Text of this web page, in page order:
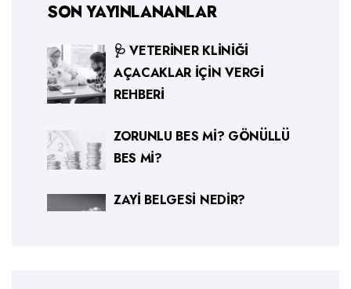
SON YAYINLANANLAR
🩺 VETERINER KLINIĞI
AÇACAKLAR İÇIN VERGI
REHBERI
ZORUNLU BES MI? GÖNÜLLÜ
BES MI?
ZAYI BELGESI NEDIR?